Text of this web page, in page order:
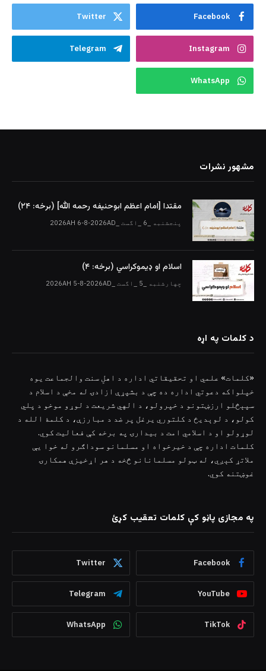
Facebook
Twitter
Instagram
Telegram
WhatsApp
مشهور نشرات
مقتدا [امام اعظم ابوحنیفه رحمه الله‎] (برخه: ۲۴)
پنجشنبه _6 _اگست _2026AH 6-8-2026AD
اسلام او ډیموکراسي (برخه: ۴)
چهارشنبه _5 _اگست _2026AH 5-8-2026AD
د کلمات په اړه
«کلمات» علمي او تحقیقاتي اداره د اهلِ سنت والجماعت یوه
خپلواکه دعوتي اداره ده چې د بشپړې ازادۍ له مخې د اسلام د
سپېڅلو ارزښتونو د خپرولو، د الهي شریعت د لوړو موخو د پلي
کولو، د لوېدیځ د کلتوري یرغل پر ضد د مبارزې، د کلمۀ الله د
لوړولو او د اسلامي امت د بیدارۍ په برخه کې فعالیت کوي.
کلمات اداره چې د خیرخواه او مسلمانو سوداګرو له خوا یې
ملاتړ کېږي، له ټولو مسلمانانو څخه د هر اړخیزې همکارۍ
غوښتنه کوي.
په مجازی پاڼو کې کلمات تعقیب کړئ
Facebook
Twitter
YouTube
Telegram
TikTok
WhatsApp